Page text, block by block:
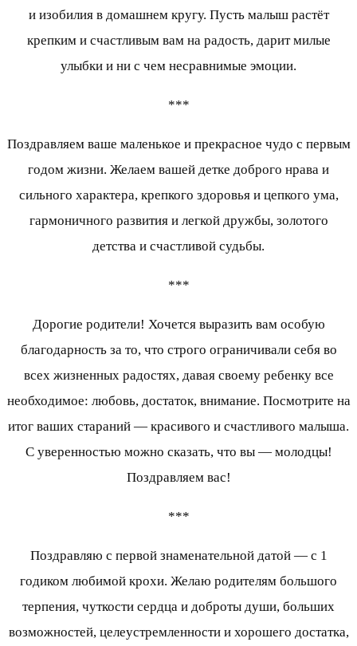
и изобилия в домашнем кругу. Пусть малыш растёт
крепким и счастливым вам на радость, дарит милые
улыбки и ни с чем несравнимые эмоции.
***
Поздравляем ваше маленькое и прекрасное чудо с первым
годом жизни. Желаем вашей детке доброго нрава и
сильного характера, крепкого здоровья и цепкого ума,
гармоничного развития и легкой дружбы, золотого
детства и счастливой судьбы.
***
Дорогие родители! Хочется выразить вам особую
благодарность за то, что строго ограничивали себя во
всех жизненных радостях, давая своему ребенку все
необходимое: любовь, достаток, внимание. Посмотрите на
итог ваших стараний — красивого и счастливого малыша.
С уверенностью можно сказать, что вы — молодцы!
Поздравляем вас!
***
Поздравляю с первой знаменательной датой — с 1
годиком любимой крохи. Желаю родителям большого
терпения, чуткости сердца и доброты души, больших
возможностей, целеустремленности и хорошего достатка,